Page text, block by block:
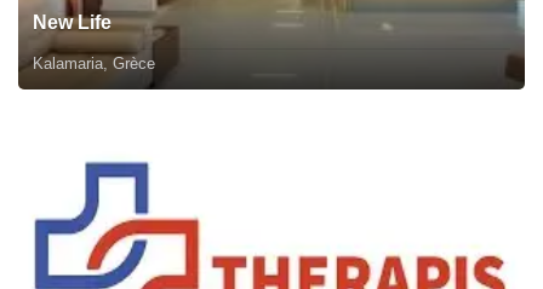
New Life
Kalamaria, Grèce